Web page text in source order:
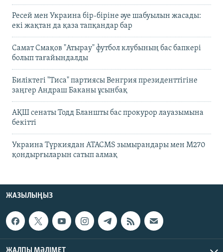
Ресей мен Украина бір-біріне әуе шабуылын жасады:
екі жақтан да қаза тапқандар бар
Самат Смақов "Атырау" футбол клубының бас бапкері
болып тағайындалды
Биліктегі "Тиса" партиясы Венгрия президенттігіне
заңгер Андраш Баканы ұсынбақ
АҚШ сенаты Тодд Бланшты бас прокурор лауазымына
бекітті
Украина Түркиядан ATACMS зымырандары мен M270
қондырғыларын сатып алмақ
ЖАЗЫЛЫҢЫЗ
ЖАЛПЫ МӘЛІМЕТ